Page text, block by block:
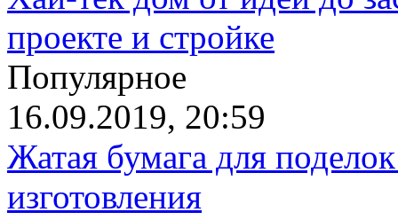
проекте и стройке
Популярное
16.09.2019, 20:59
Жатая бумага для
изготовления